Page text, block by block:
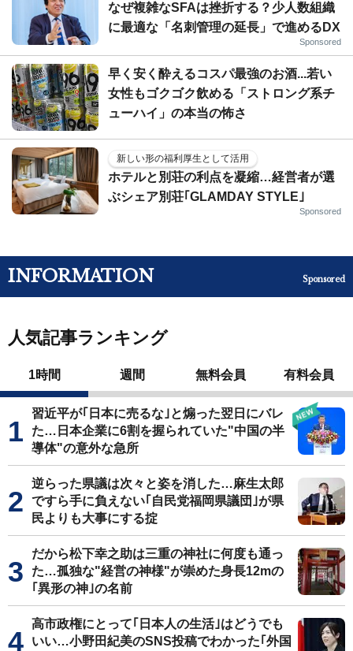
なぜ複雑なSFAは挫折する？少人数組織
に最適な「名刺管理の延長」で進めるDX
Sponsored
早く安く酔えるコスパ最強のお酒...若い
女性もゴクゴク飲める「ストロング系チ
ューハイ」の本当の怖さ
新しい形の福利厚生として活用
ホテルと別荘の利点を凝縮…経営者が選
ぶシェア別荘｢GLAMDAY STYLE｣
Sponsored
INFORMATION Sponsored
人気記事ランキング
1時間 週間 無料会員 有料会員
習近平が｢日本に売るな｣と煽った翌日にバレ
た…日本企業に6割を握られていた"中国の半
導体"の意外な急所
逆らった県議は次々と姿を消した…麻生太郎
ですら手に負えない｢自民党福岡県議団｣が県
民よりも大事にする掟
だから松下幸之助は三重の神社に何度も通っ
た…孤独な"経営の神様"が崇めた身長12mの
｢異形の神｣の名前
高市政権にとって｢日本人の生活｣はどうでも
いい…小野田紀美のSNS投稿でわかった｢外国